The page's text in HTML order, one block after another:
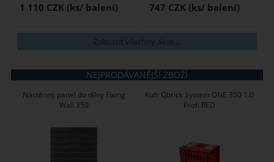
1 110 CZK 747 CZK
Zobrazit všechny akce ...
NEJPRODÁVANĚJŠÍ ZBOŽÍ
Nástěnný panel do dílny Fixing
Wall 350
Kufr Qbrick System ONE 350 1.0
Profi RED